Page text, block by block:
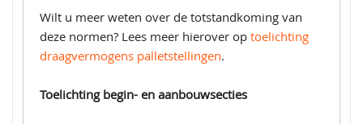
Wilt u meer weten over de totstandkoming van
deze normen? Lees meer hierover op toelichting
draagvermogens palletstellingen.
Toelichting begin- en aanbouwsecties